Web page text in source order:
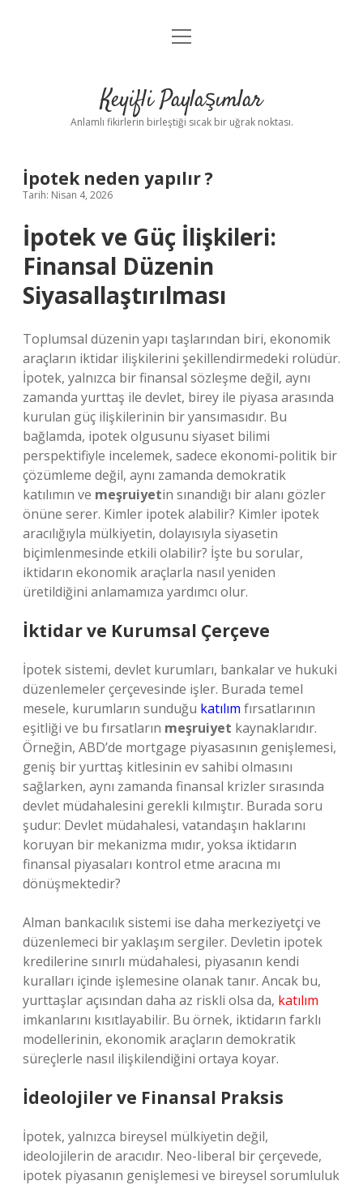
Anasayfa
Yasal Uyarı
menüyü
Keyifli Paylaşımlar
Anlamlı fikirlerin birleştiği sıcak bir uğrak noktası.
İpotek neden yapılır ?
Tarih: Nisan 4, 2026
İpotek ve Güç İlişkileri:
Finansal Düzenin
Siyasallaştırılması
Toplumsal düzenin yapı taşlarından biri, ekonomik
araçların iktidar ilişkilerini şekillendirmedeki rolüdür.
İpotek, yalnızca bir finansal sözleşme değil, aynı
zamanda yurttaş ile devlet, birey ile piyasa arasında
kurulan güç ilişkilerinin bir yansımasıdır. Bu
bağlamda, ipotek olgusunu siyaset bilimi
perspektifiyle incelemek, sadece ekonomi-politik bir
çözümleme değil, aynı zamanda demokratik
katılımın ve meşruiyetin sınandığı bir alanı gözler
önüne serer. Kimler ipotek alabilir? Kimler ipotek
aracılığıyla mülkiyetin, dolayısıyla siyasetin
biçimlenmesinde etkili olabilir? İşte bu sorular,
iktidarın ekonomik araçlarla nasıl yeniden
üretildiğini anlamamıza yardımcı olur.
İktidar ve Kurumsal Çerçeve
İpotek sistemi, devlet kurumları, bankalar ve hukuki
düzenlemeler çerçevesinde işler. Burada temel
mesele, kurumların sunduğu katılım fırsatlarının
eşitliği ve bu fırsatların meşruiyet kaynaklarıdır.
Örneğin, ABD’de mortgage piyasasının genişlemesi,
geniş bir yurttaş kitlesinin ev sahibi olmasını
sağlarken, aynı zamanda finansal krizler sırasında
devlet müdahalesini gerekli kılmıştır. Burada soru
şudur: Devlet müdahalesi, vatandaşın haklarını
koruyan bir mekanizma mıdır, yoksa iktidarın
finansal piyasaları kontrol etme aracına mı
dönüşmektedir?
Alman bankacılık sistemi ise daha merkeziyetçi ve
düzenlemeci bir yaklaşım sergiler. Devletin ipotek
kredilerine sınırlı müdahalesi, piyasanın kendi
kuralları içinde işlemesine olanak tanır. Ancak bu,
yurttaşlar açısından daha az riskli olsa da, katılım
imkanlarını kısıtlayabilir. Bu örnek, iktidarın farklı
modellerinin, ekonomik araçların demokratik
süreçlerle nasıl ilişkilendiğini ortaya koyar.
İdeolojiler ve Finansal Praksis
İpotek, yalnızca bireysel mülkiyetin değil,
ideolojilerin de aracıdır. Neo-liberal bir çerçevede,
ipotek piyasanın genişlemesi ve bireysel sorumluluk